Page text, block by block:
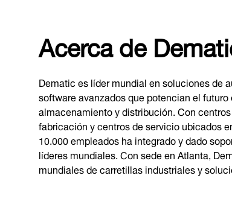
Acerca de
Dematic es líder mundial en soluciones de
software avanzados que potencian el
almacenamiento y distribución. Con
fabricación y centros de servicio ubicados
10.000 empleados ha integrado y dado
líderes mundiales. Con sede en Atlanta,
mundiales de carretillas industriales y